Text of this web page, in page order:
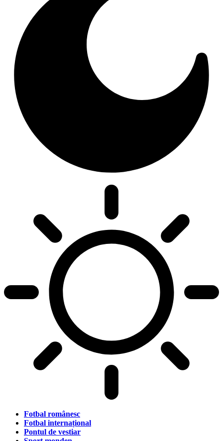
Fotbal românesc
Fotbal internațional
Pontul de vestiar